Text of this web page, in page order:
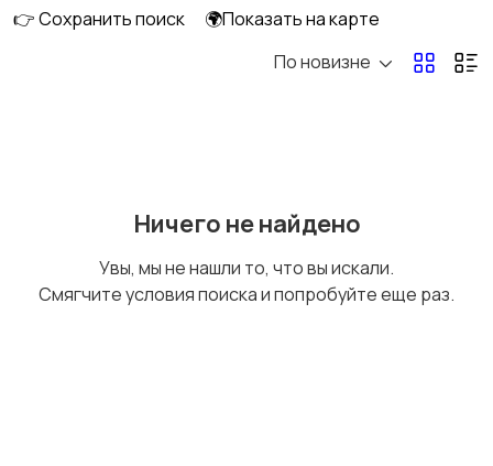
Добыча сырья,
👉 Сохранить поиск
🌍Показать на карте
По новизне
Ничего не найдено
Увы, мы не нашли то, что вы искали.
Смягчите условия поиска и попробуйте еще раз.